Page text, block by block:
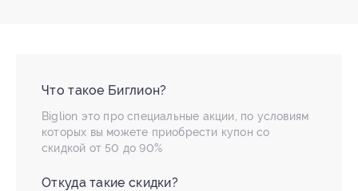
Что такое Биглион?
Biglion это про специальные акции, по условиям
которых вы можете приобрести купон со
скидкой от 50 до 90%
Откуда такие скидки?